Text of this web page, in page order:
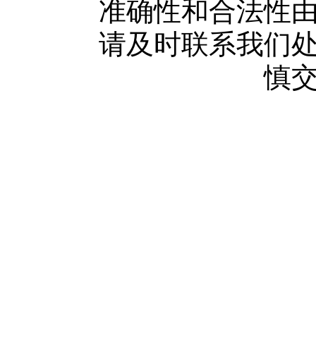
准确性和合法性
请及时联系我们
慎